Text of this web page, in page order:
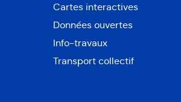
Cartes interactives
Ouvre
dans
une
nouvelle
Données ouvertes
Ouvre
dans
une
Info-travaux
Transport collectif